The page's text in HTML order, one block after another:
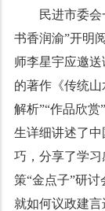
民进市委
书香润渝”开明
师李星宇应邀
的著作《传统
解析”“作品欣
生详细讲述了
巧，分享了学
策“金点子”研
就如何议政建